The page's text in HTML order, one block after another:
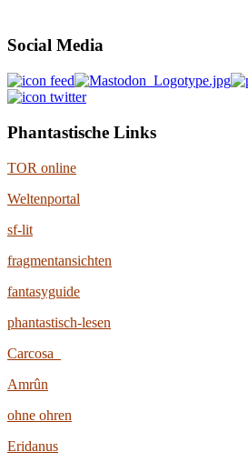
Social Media
Phantastische Links
TOR online
Weltenportal
sf-lit
fragmentansichten
fantasyguide
phantastisch-lesen
Carcosa
Amrûn
ohne ohren
Eridanus